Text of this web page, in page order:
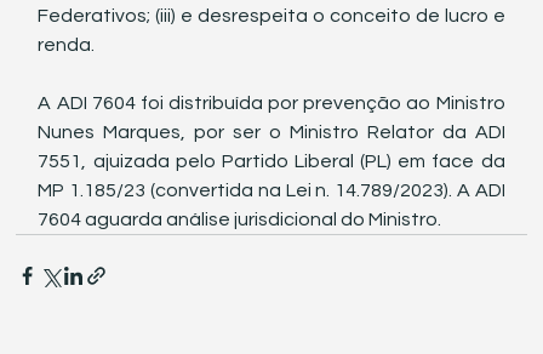
Federativos; (iii) e desrespeita o conceito de lucro e
renda.
A ADI 7604 foi distribuída por prevenção ao Ministro
Nunes Marques, por ser o Ministro Relator da ADI
7551, ajuizada pelo Partido Liberal (PL) em face da
MP 1.185/23 (convertida na Lei n. 14.789/2023). A ADI
7604 aguarda análise jurisdicional do Ministro.